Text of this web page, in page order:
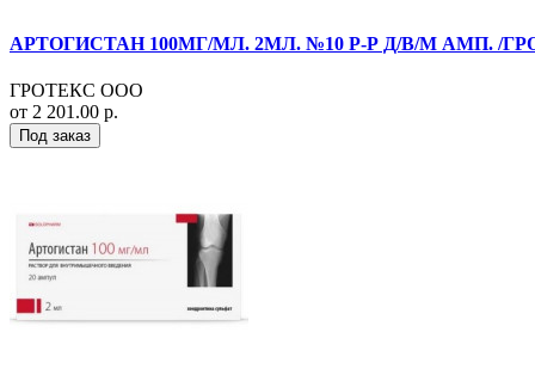
АРТОГИСТАН 100МГ/МЛ. 2МЛ. №10 Р-Р Д/В/М АМП. /
ГРОТЕКС ООО
от 2 201.00 р.
Под заказ